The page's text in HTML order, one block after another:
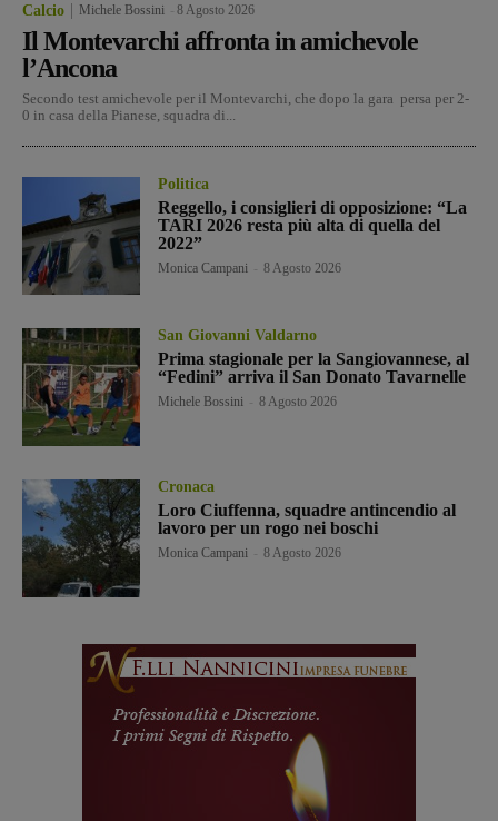
Calcio Michele Bossini 8 Agosto 2026
Il Montevarchi affronta in amichevole
l’Ancona
Secondo test amichevole per il Montevarchi, che dopo la gara persa per 2-
0 in casa della Pianese, squadra di...
Politica
Reggello, i consiglieri di opposizione: “La
TARI 2026 resta più alta di quella del
2022”
Monica Campani 8 Agosto 2026
San Giovanni Valdarno
Prima stagionale per la Sangiovannese, al
“Fedini” arriva il San Donato Tavarnelle
Michele Bossini 8 Agosto 2026
Cronaca
Loro Ciuffenna, squadre antincendio al
lavoro per un rogo nei boschi
Monica Campani 8 Agosto 2026